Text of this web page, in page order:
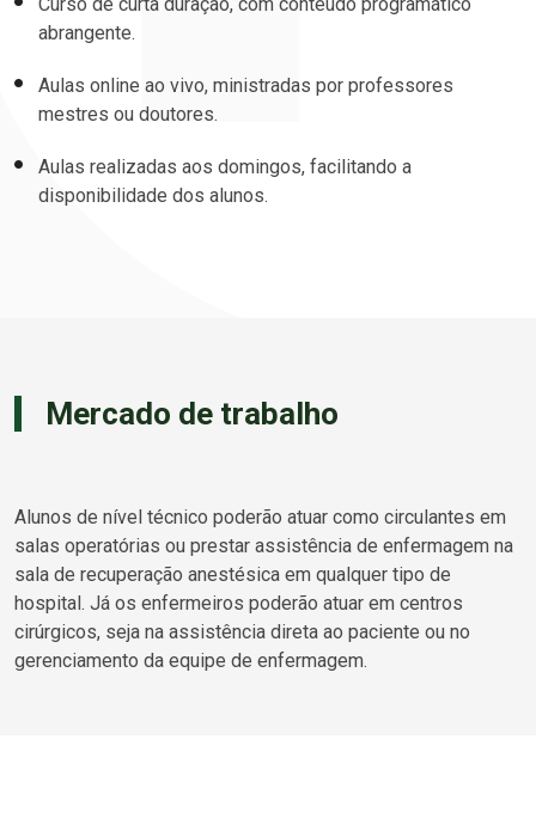
abrangente.
Aulas online ao vivo, ministradas por professores
mestres ou doutores.
Aulas realizadas aos domingos, facilitando a
disponibilidade dos alunos.
Mercado de trabalho
Alunos de nível técnico poderão atuar como circulantes em
salas operatórias ou prestar assistência de enfermagem na
sala de recuperação anestésica em qualquer tipo de
hospital. Já os enfermeiros poderão atuar em centros
cirúrgicos, seja na assistência direta ao paciente ou no
gerenciamento da equipe de enfermagem.